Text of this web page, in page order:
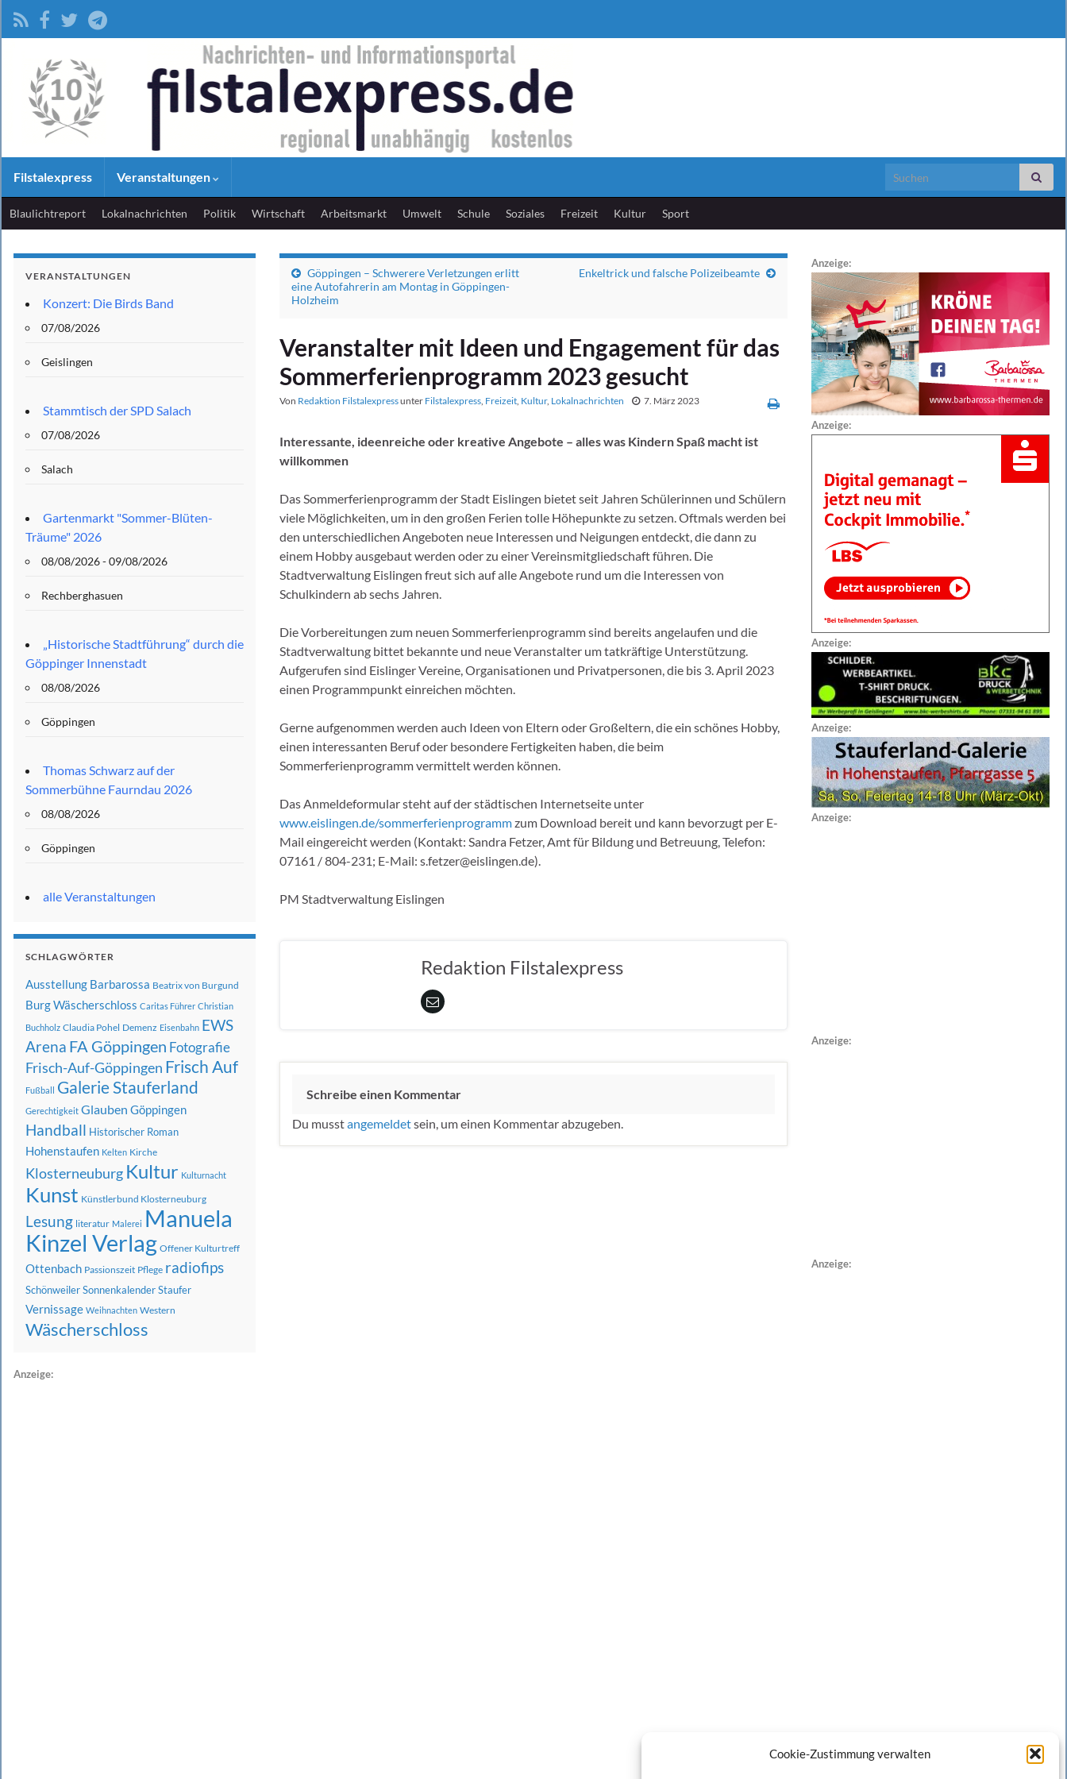
Cookie-Zustimmung verwalten
Filstalexpress Veranstaltungen Search for:
Blaulichtreport Lokalnachrichten Politik Wirtschaft Arbeitsmarkt Umwelt Schule Soziales Freizeit Kultur Sport
Göppingen – Schwerere Verletzungen erlitt
eine Autofahrerin am Montag in Göppingen-
Holzheim
Enkeltrick und falsche Polizeibeamte
Veranstalter mit Ideen und Engagement für das
Sommerferienprogramm 2023 gesucht
Von Redaktion Filstalexpressunter Filstalexpress, Freizeit, Kultur, Lokalnachrichten 7. März 2023
Interessante, ideenreiche oder kreative Angebote – alles was Kindern Spaß macht ist
willkommen
Das Sommerferienprogramm der Stadt Eislingen bietet seit Jahren Schülerinnen und Schülern
viele Möglichkeiten, um in den großen Ferien tolle Höhepunkte zu setzen. Oftmals werden bei
den unterschiedlichen Angeboten neue Interessen und Neigungen entdeckt, die dann zu
einem Hobby ausgebaut werden oder zu einer Vereinsmitgliedschaft führen. Die
Stadtverwaltung Eislingen freut sich auf alle Angebote rund um die Interessen von
Schulkindern ab sechs Jahren.
Die Vorbereitungen zum neuen Sommerferienprogramm sind bereits angelaufen und die
Stadtverwaltung bittet bekannte und neue Veranstalter um tatkräftige Unterstützung.
Aufgerufen sind Eislinger Vereine, Organisationen und Privatpersonen, die bis 3. April 2023
einen Programmpunkt einreichen möchten.
Gerne aufgenommen werden auch Ideen von Eltern oder Großeltern, die ein schönes Hobby,
einen interessanten Beruf oder besondere Fertigkeiten haben, die beim
Sommerferienprogramm vermittelt werden können.
Das Anmeldeformular steht auf der städtischen Internetseite unter
www.eislingen.de/sommerferienprogrammzum Download bereit und kann bevorzugt per E-
Mail eingereicht werden (Kontakt: Sandra Fetzer, Amt für Bildung und Betreuung, Telefon:
07161 / 804-231; E-Mail: s.fetzer@eislingen.de).
PM Stadtverwaltung Eislingen
Redaktion Filstalexpress
Schreibe einen Kommentar
Du musstangemeldetsein, um einen Kommentar abzugeben.
VERANSTALTUNGEN
Konzert: Die Birds Band
07/08/2026
Geislingen
Stammtisch der SPD Salach
07/08/2026
Salach
Gartenmarkt "Sommer-Blüten-
Träume" 2026
08/08/2026 - 09/08/2026
Rechberghasuen
„Historische Stadtführung“ durch die
Göppinger Innenstadt
08/08/2026
Göppingen
Thomas Schwarz auf der
Sommerbühne Faurndau 2026
08/08/2026
Göppingen
alle Veranstaltungen
SCHLAGWÖRTER
Ausstellung Barbarossa Beatrix von Burgund
Burg Wäscherschloss Caritas Führer Christian
Buchholz Claudia Pohel Demenz Eisenbahn EWS
Arena FA Göppingen Fotografie
Frisch-Auf-Göppingen Frisch Auf
Fußball Galerie Stauferland
Gerechtigkeit Glauben Göppingen
Handball Historischer Roman
Hohenstaufen Kelten Kirche
Klosterneuburg Kultur Kulturnacht
Kunst Künstlerbund Klosterneuburg
Lesung literatur Malerei Manuela
Kinzel Verlag Offener Kulturtreff
Ottenbach Passionszeit Pflege radiofips
SchönweilerSonnenkalenderStaufer
Vernissage Weihnachten Western
Wäscherschloss
Anzeige:
Anzeige:
Anzeige:
Anzeige:
Anzeige:
Anzeige:
Anzeige:
Anzeige: